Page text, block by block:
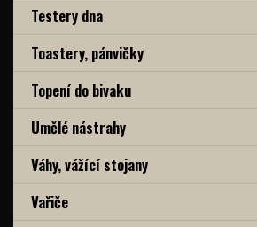
Testery dna
Toastery, pánvičky
Topení do bivaku
Umělé nástrahy
Váhy, vážící stojany
Vařiče